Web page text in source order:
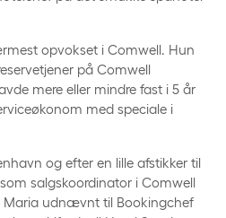
opvokset i Comwell. Hun
på Comwell
mere eller mindre fast i 5 år
med speciale i
og efter en lille afstikker til
salgskoordinator i Comwell
Maria udnævnt til Bookingchef